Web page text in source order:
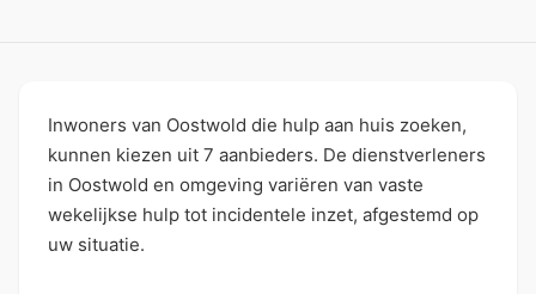
Inwoners van Oostwold die hulp aan huis zoeken,
kunnen kiezen uit 7 aanbieders. De dienstverleners
in Oostwold en omgeving variëren van vaste
wekelijkse hulp tot incidentele inzet, afgestemd op
uw situatie.